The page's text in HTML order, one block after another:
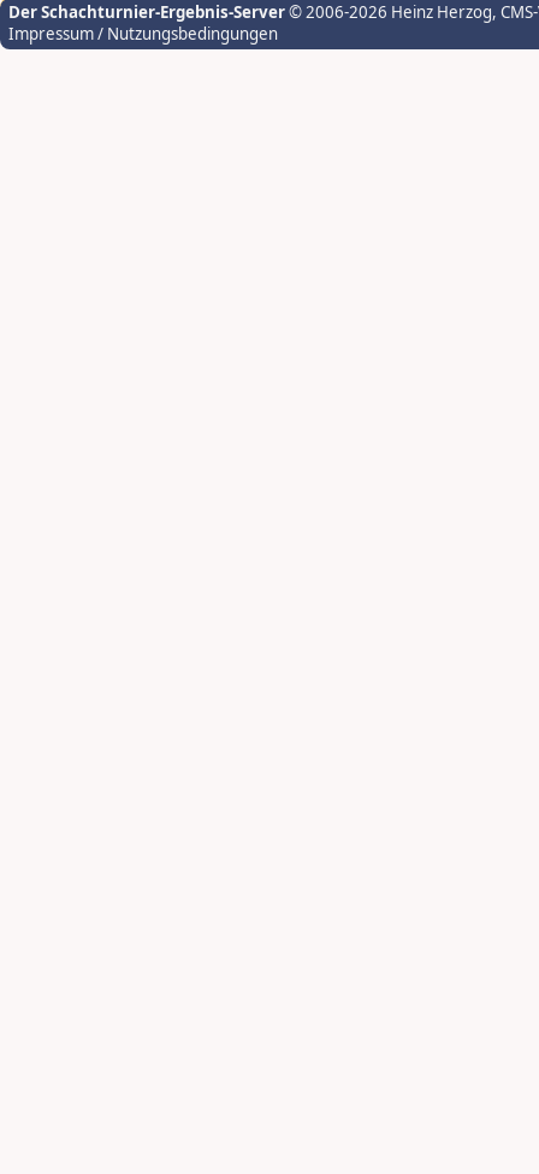
Der Schachturnier-Ergebnis-Server© 2006-2026 Heinz Herzog,
Impressum / Nutzungsbedingungen